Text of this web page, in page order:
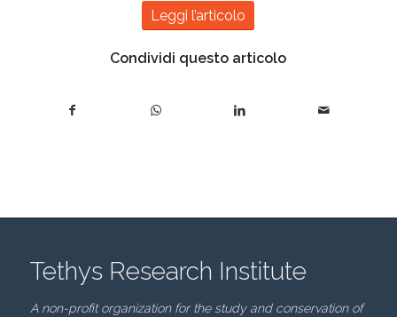
Leggi l’articolo
Condividi questo articolo
Tethys Research Institute
A non-profit organization for the study and conservation of